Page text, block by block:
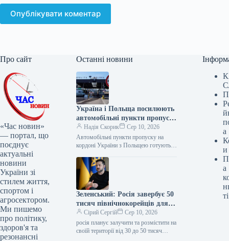
Опублікувати коментар
Про сайт
«Час новин»
— портал, що
поєднує
актуальні
новини
України зі
стилем життя,
спортом і
агросектором.
Ми пишемо
про політику,
здоров'я та
резонансні
Останні новини
Україна і Польща посилюють
автомобільні пункти пропуску
для зростання транзиту
Надія Скорик
Сер 10, 2026
Автомобільні пункти пропуску на
кордоні України з Польщею готують
йшлося під час чотиристоронньої
робочої зустрічі…
Зеленський: Росія завербує 50
тисяч північнокорейців для
війни
Сірий Сергій
Сер 10, 2026
росія планує залучити та розмістити на
своїй території від 30 до 50 тисяч
а
и
а
ті